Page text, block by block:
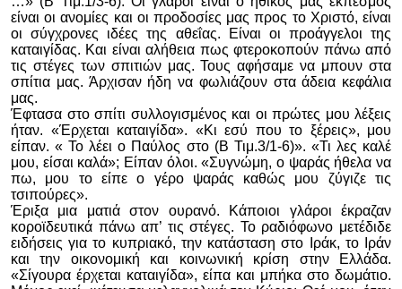
είναι οι ανομίες και οι προδοσίες μας προς το Χριστό, είναι
οι σύγχρονες ιδέες της αθεΐας. Είναι οι προάγγελοι της
καταιγίδας. Και είναι αλήθεια πως φτεροκοπούν πάνω από
τις στέγες των σπιτιών μας. Τους αφήσαμε να μπουν στα
σπίτια μας. Άρχισαν ήδη να φωλιάζουν στα άδεια κεφάλια
μας.
Έφτασα στο σπίτι συλλογισμένος και οι πρώτες μου λέξεις
ήταν. «Έρχεται καταιγίδα». «Κι εσύ που το ξέρεις», μου
είπαν. « Το λέει ο Παύλος στο (Β Τιμ.3/1-6)». «Τι λες καλέ
μου, είσαι καλά»; Είπαν όλοι. «Συγνώμη, ο ψαράς ήθελα να
πω, μου το είπε ο γέρο ψαράς καθώς μου ζύγιζε τις
τσιπούρες».
Έριξα μια ματιά στον ουρανό. Κάποιοι γλάροι έκραζαν
κοροϊδευτικά πάνω απ’ τις στέγες. Το ραδιόφωνο μετέδιδε
ειδήσειςγια το κυπριακό, την κατάσταση στο Ιράκ, το Ιράν
και την οικονομική και κοινωνική κρίση στην Ελλάδα.
«Σίγουρα έρχεται καταιγίδα», είπα και μπήκα στο δωμάτιο.